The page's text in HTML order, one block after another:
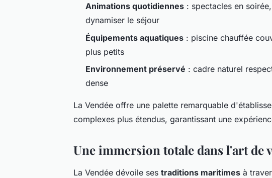
Animations quotidiennes : spectacles en
dynamiser le séjour
Équipements aquatiques : piscine chauffée
plus petits
Environnement préservé : cadre naturel
dense
La Vendée offre une palette remarquable
complexes plus étendus, garantissant une
Une immersion totale dans l'art de
La Vendée dévoile ses traditions maritimes à